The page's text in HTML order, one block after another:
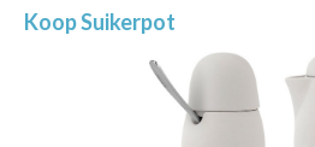
Koop Suikerpot